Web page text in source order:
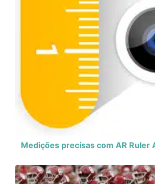
Medições precisas com AR Ruler